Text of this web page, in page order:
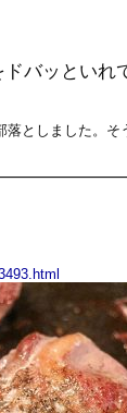
バッといれ
としました。そ